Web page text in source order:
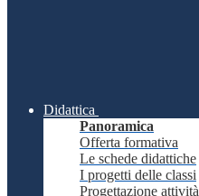
Didattica
Panoramica
Offerta formativa
Le schede didattiche
I progetti delle classi
Progettazione attività